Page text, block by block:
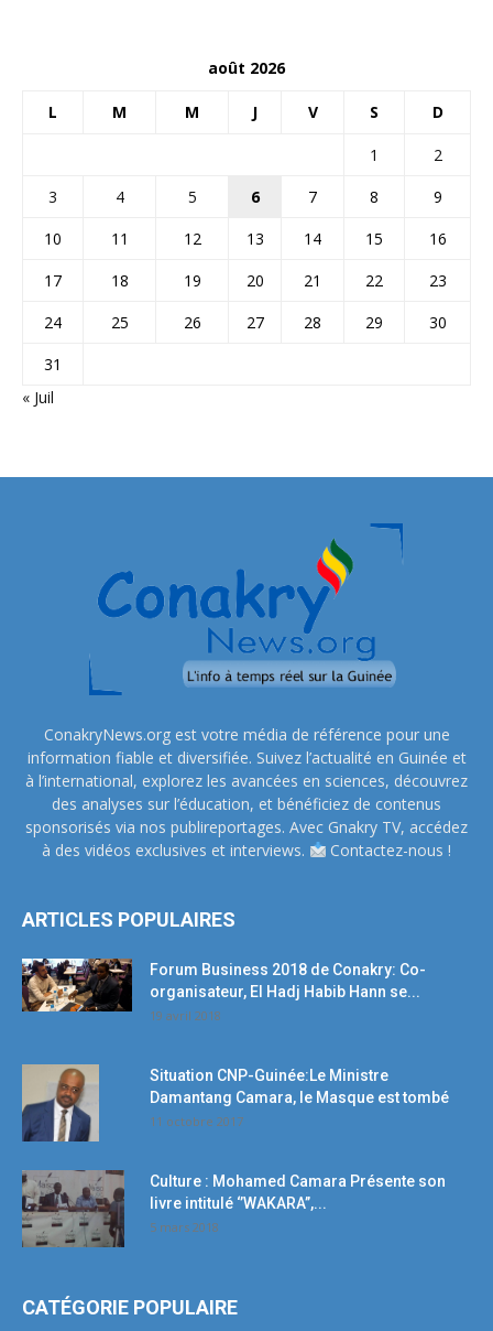
août 2026
L M M J V S D
1
2
3
4 5 6 7 8
9
10
11 12 13 14 15
16
17
18 19 20 21 22
23
24
25 26 27 28 29
30
31
« Juil
ConakryNews.org est votre média de référence pour une
information fiable et diversifiée. Suivez l’actualité en Guinée et
à l’international, explorez les avancées en sciences, découvrez
des analyses sur l’éducation, et bénéficiez de contenus
sponsorisés via nos publireportages. Avec Gnakry TV, accédez
à des vidéos exclusives et interviews.
Contactez-nous !
ARTICLES POPULAIRES
Forum Business 2018 de Conakry: Co-
organisateur, El Hadj Habib Hann se...
19 avril 2018
Situation CNP-Guinée:Le Ministre
Damantang Camara, le Masque est tombé
11 octobre 2017
Culture : Mohamed Camara Présente son
livre intitulé ‘’WAKARA’’,...
5 mars 2018
CATÉGORIE POPULAIRE